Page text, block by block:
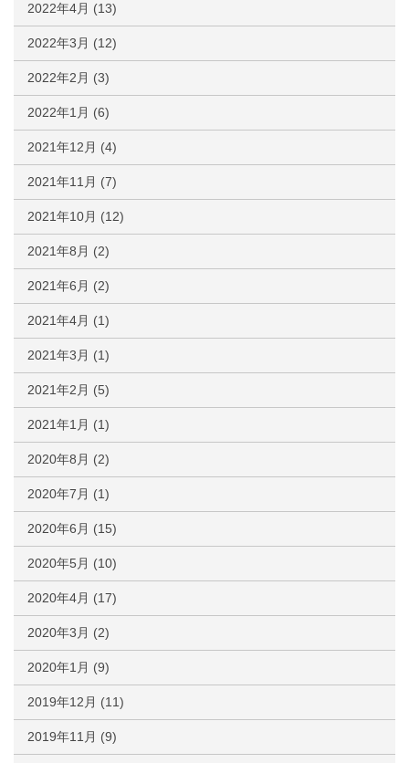
2022年4月 (13)
2022年3月 (12)
2022年2月 (3)
2022年1月 (6)
2021年12月 (4)
2021年11月 (7)
2021年10月 (12)
2021年8月 (2)
2021年6月 (2)
2021年4月 (1)
2021年3月 (1)
2021年2月 (5)
2021年1月 (1)
2020年8月 (2)
2020年7月 (1)
2020年6月 (15)
2020年5月 (10)
2020年4月 (17)
2020年3月 (2)
2020年1月 (9)
2019年12月 (11)
2019年11月 (9)